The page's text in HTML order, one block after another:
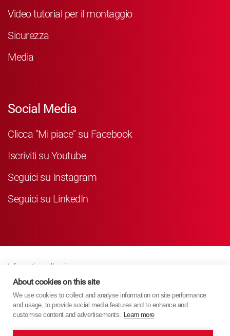
Video tutorial per il montaggio
Sicurezza
Media
Social Media
Clicca "Mi piace" su Facebook
Iscriviti su Youtube
Seguici su Instagram
Seguici su LinkedIn
Informativa sulla privacy
Business Partner Privacy
Politica Sui Cookie
Modern Slavery Act Policy
About cookies on this site
We use cookies to collect and analyse information on site performance
and usage, to provide social media features and to enhance and
customise content and advertisements. Learn more